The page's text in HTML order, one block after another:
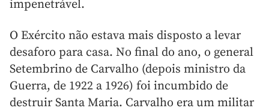
impenetrável.
O Exército não estava mais disposto a levar
desaforo para casa. No final do ano, o general
Setembrino de Carvalho (depois ministro da
Guerra, de 1922 a 1926) foi incumbido de
destruir Santa Maria. Carvalho era um militar